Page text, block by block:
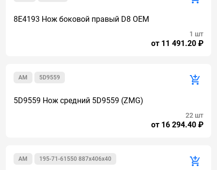
8E4193 Нож боковой правый D8 OEM
от 11 491.20 ₽
1 шт
5D9559
AM
5D9559 Нож средний 5D9559 (ZMG)
от 16 294.40 ₽
22 шт
195-71-61550 887x406x40
AM